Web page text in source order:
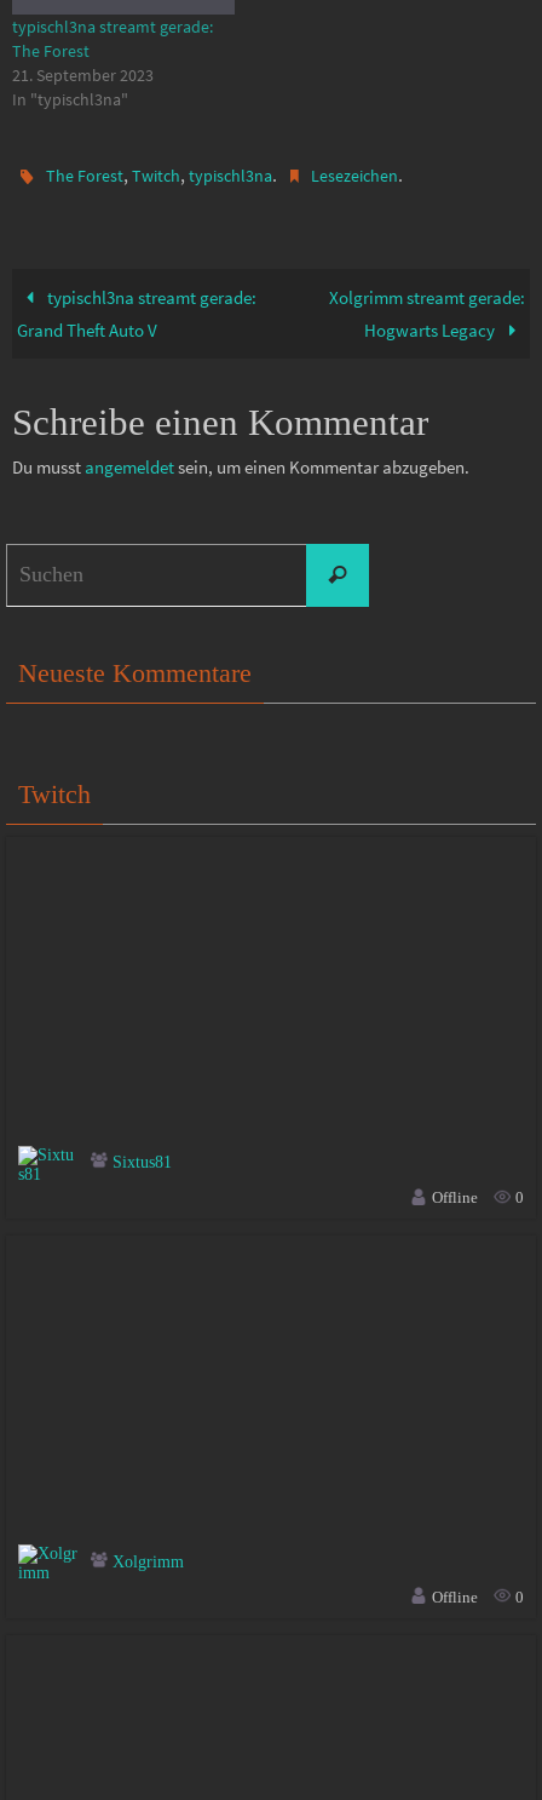
typischl3na streamt gerade:
The Forest
21. September 2023
In "typischl3na"
The Forest,Twitch,typischl3na. Lesezeichen.
typischl3na streamt gerade:
Grand Theft Auto V
Xolgrimm streamt gerade:
Hogwarts Legacy
Schreibe einen Kommentar
Du musst angemeldetsein, um einen Kommentar abzugeben.
Suchen
Neueste Kommentare
Twitch
Sixtus81
Offline
0
Xolgrimm
Offline
0